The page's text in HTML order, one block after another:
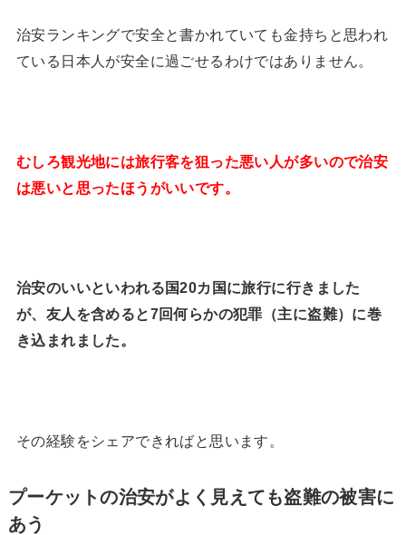
治安ランキングで安全と書かれていても金持ちと思われ
ている日本人が安全に過ごせるわけではありません。
むしろ観光地には旅行客を狙った悪い人が多いので治安
は悪いと思ったほうがいいです。
治安のいいといわれる国20カ国に旅行に行きました
が、友人を含めると7回何らかの犯罪（主に盗難）に巻
き込まれました。
その経験をシェアできればと思います。
プーケットの治安がよく見えても盗難の被害に
あう